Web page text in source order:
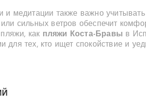
и медитации также важно
сильных ветров обеспечит
как пляжи Коста-Бравы в
для тех, кто ищет спокойствие и